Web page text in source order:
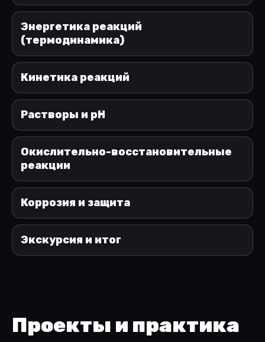
Энергетика реакций
(термодинамика)
Кинетика реакций
Растворы и pH
Окислительно-восстановительные
реакции
Коррозия и защита
Экскурсия и итог
Проекты и практика